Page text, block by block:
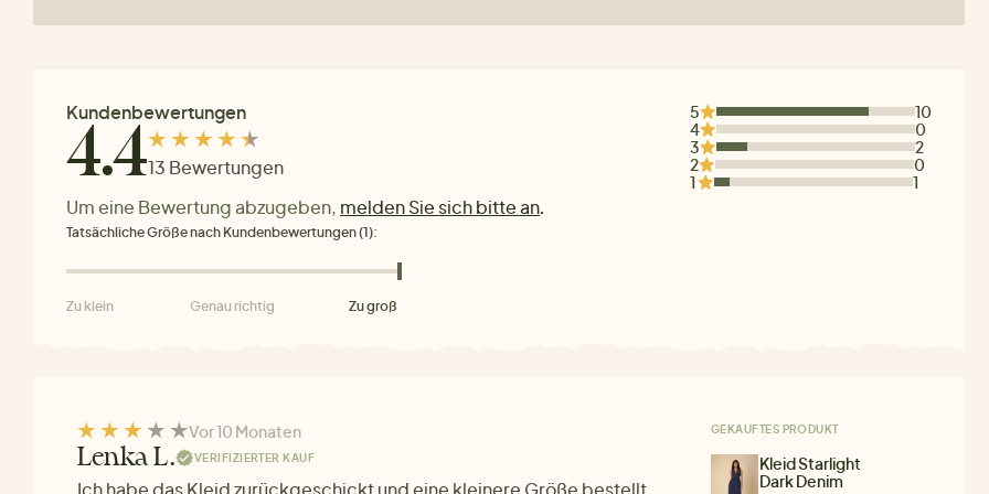
Kundenbewertungen
4.413 Bewertungen
Um eine Bewertung abzugeben, melden Sie sich bitte an.
5
10
4
0
3
2
2
0
1
1
Tatsächliche Größe nach Kundenbewertungen (1):
Zu klein Genau richtig Zu groß
Vor 10 Monaten
Lenka L. VERIFIZIERTER KAUF
Ich habe das Kleid zurückgeschickt und eine kleinere Größe bestellt.
GEKAUFTES PRODUKT
Kleid Starlight
Dark Denim